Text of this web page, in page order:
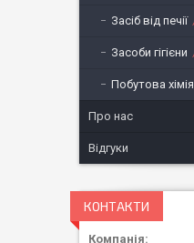
Засіб від печії
Засоби гігієни
Побутова хімія
Про нас
Відгуки
КОНТАКТИ